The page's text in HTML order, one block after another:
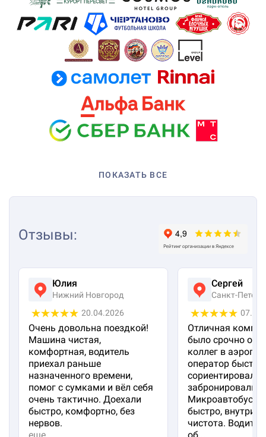
ПОКАЗАТЬ ВСЕ
Отзывы:
Юлия
Нижний Новгород
20.04.2026
Очень довольна поездкой!
Машина чистая,
комфортная, водитель
приехал раньше
назначенного времени,
помог с сумками и вёл себя
очень тактично. Доехали
быстро, комфортно, без
нервов.
еще
Сергей
Санкт-
Отличная
было срочно
коллег в
оператор быстро
сориентировал и
забронировали
Микроавтобус
быстро, внутри
чистота.
об...